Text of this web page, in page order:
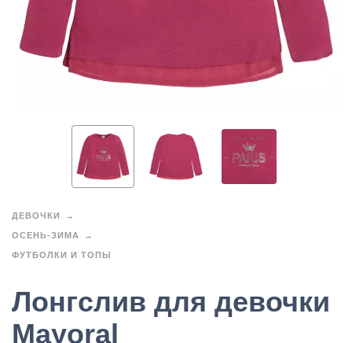
ДЕВОЧКИ
ОСЕНЬ-ЗИМА
ФУТБОЛКИ И ТОПЫ
Лонгслив для девочки
Mayoral